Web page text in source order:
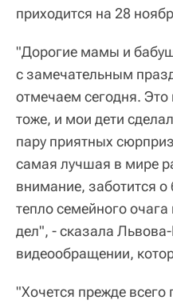
приходится на 28
"Дорогие мамы и
с замечательным
отмечаем сегодня.
тоже, и мои дети
пару приятных
самая лучшая в мире
внимание, заботится
тепло семейного
дел", - сказала
видеообращении,
"Хочется прежде